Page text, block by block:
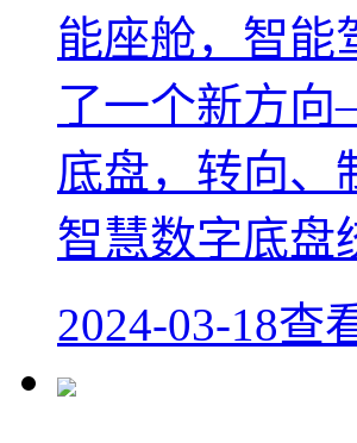
能座舱，智能
了一个新方
底盘，转向、
智慧数字底盘
2024-03-18查